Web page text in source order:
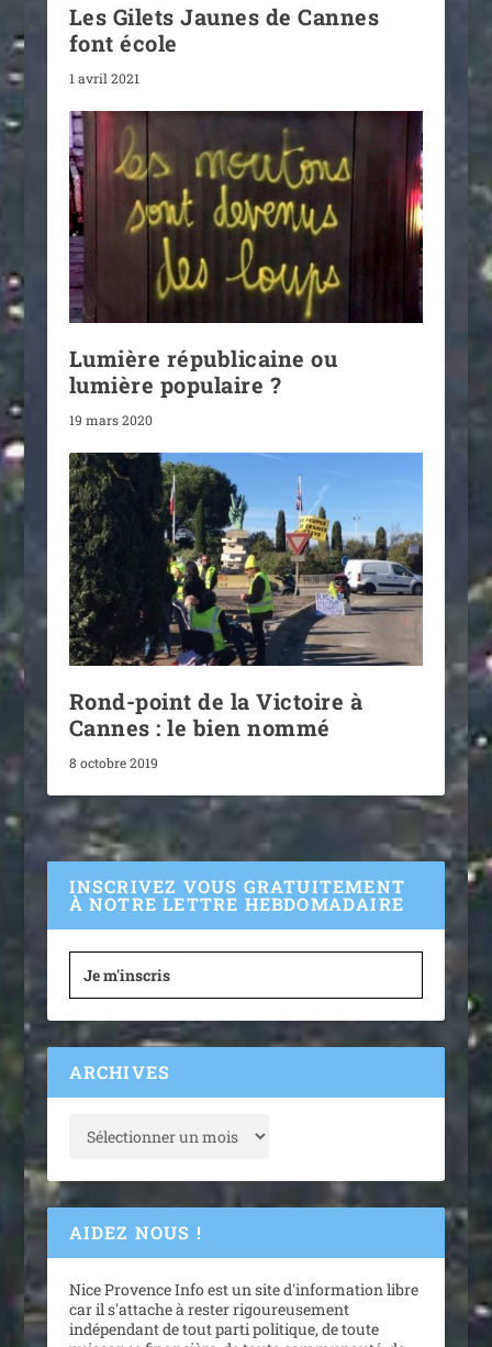
Les Gilets Jaunes de Cannes
font école
1 avril 2021
Lumière républicaine ou
lumière populaire ?
19 mars 2020
Rond-point de la Victoire à
Cannes : le bien nommé
8 octobre 2019
INSCRIVEZ VOUS GRATUITEMENT
À NOTRE LETTRE HEBDOMADAIRE
Je m'inscris
ARCHIVES
AIDEZ NOUS !
Nice Provence Info est un site d'information libre
car il s'attache à rester rigoureusement
indépendant de tout parti politique, de toute